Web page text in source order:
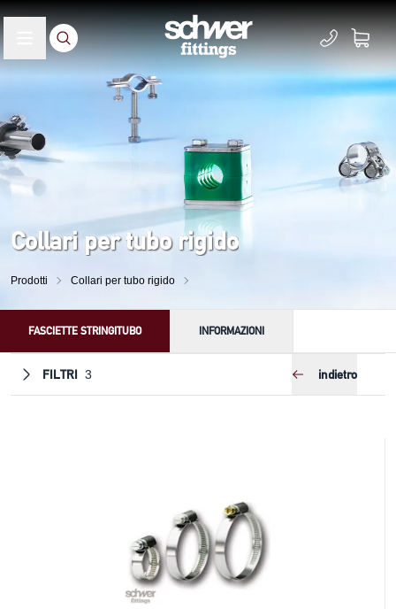
Collari per tubo rigido
Prodotti Collari per tubo rigido
FASCIETTE STRINGITUBO INFORMAZIONI
FILTRI 3 indietro